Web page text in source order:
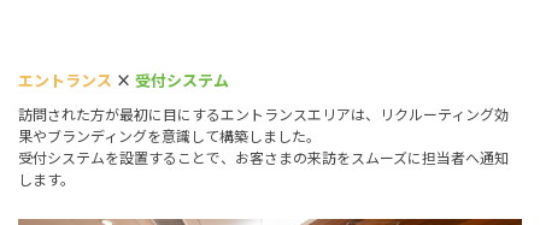
エントランス × 受付システム
訪問された方が最初に目にするエントランスエリアは、リクルーティング効
果やブランディングを意識して構築しました。
受付システムを設置することで、お客さまの来訪をスムーズに担当者へ通知
します。